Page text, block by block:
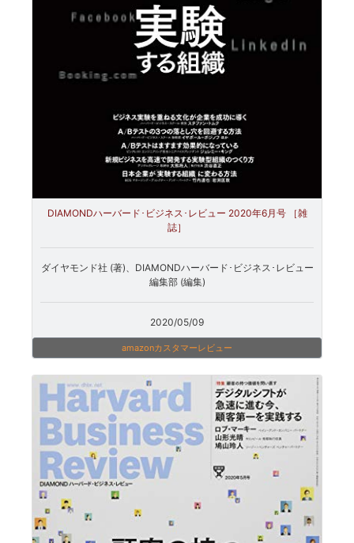
DIAMONDハーバード･ビジネス･レビュー 2020年6月号 ［雑
誌］
ダイヤモンド社 (著)、DIAMONDハーバード･ビジネス･レビュー
編集部 (編集)
2020/05/09
amazonカスタマーレビュー